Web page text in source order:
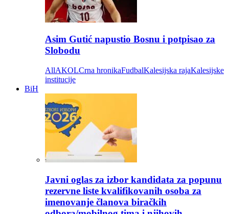
Asim Gutić napustio Bosnu i potpisao za
Slobodu
AllAKOLCrna hronikaFudbalKalesijska rajaKalesijske
institucije
BiH
Javni oglas za izbor kandidata za popunu
rezervne liste kvalifikovanih osoba za
imenovanje članova biračkih